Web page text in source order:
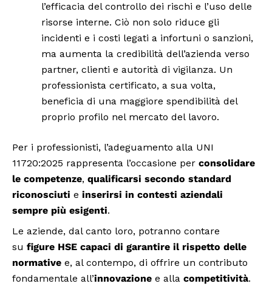
l’efficacia del controllo dei rischi e l’uso delle
risorse interne. Ciò non solo riduce gli
incidenti e i costi legati a infortuni o sanzioni,
ma aumenta la credibilità dell’azienda verso
partner, clienti e autorità di vigilanza. Un
professionista certificato, a sua volta,
beneficia di una maggiore spendibilità del
proprio profilo nel mercato del lavoro.
Per i professionisti, l’adeguamento alla UNI
11720:2025 rappresenta l’occasione per consolidare
le competenze, qualificarsi secondo standard
riconosciuti e inserirsi in contesti aziendali
sempre più esigenti.
Le aziende, dal canto loro, potranno contare
su figure HSE capaci di garantire il rispetto delle
normative e, al contempo, di offrire un contributo
fondamentale all’innovazione e alla competitività.